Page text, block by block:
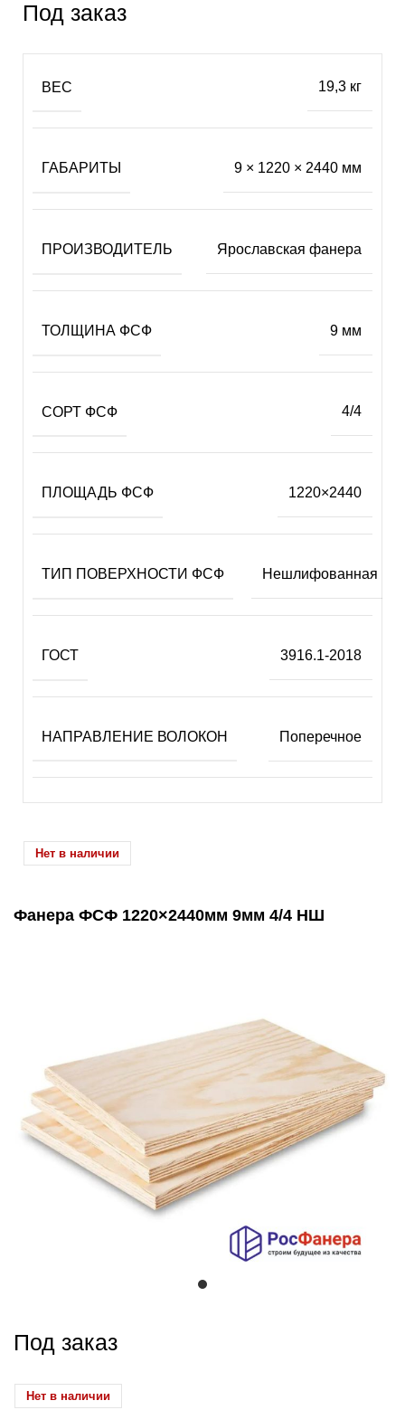
Под заказ
ВЕС 19,3 кг
ГАБАРИТЫ 9 × 1220 × 2440 мм
ПРОИЗВОДИТЕЛЬ Ярославская фанера
ТОЛЩИНА ФСФ 9 мм
СОРТ ФСФ 4/4
ПЛОЩАДЬ ФСФ 1220×2440
ТИП ПОВЕРХНОСТИ ФСФ Нешлифованная
ГОСТ 3916.1-2018
НАПРАВЛЕНИЕ ВОЛОКОН Поперечное
Нет в наличии
Фанера ФСФ 1220×2440мм 9мм 4/4 НШ
Под заказ
Нет в наличии